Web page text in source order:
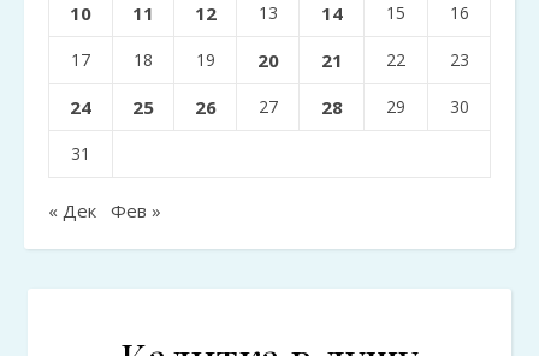
10 11 12 13 14 15 16
17 18 19 20 21 22 23
24 25 26 27 28 29 30
31
« Дек Фев »